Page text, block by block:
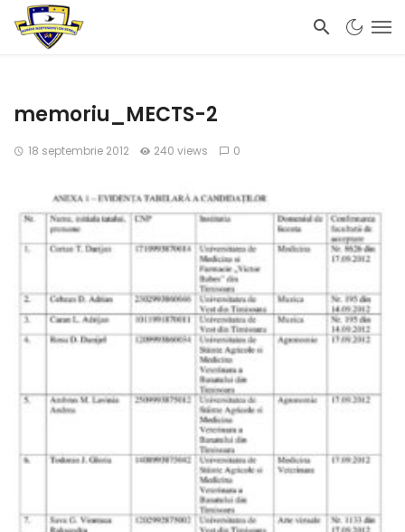
memoriu_MECTS-2
18 septembrie 2012 240 views 0